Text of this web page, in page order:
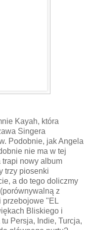
Kayah, która
Singera
Podobnie, jak Angela
nie ma w tej
nowy album
trzy piosenki
a do tego doliczmy
z
przebojowe "EL
Bliskiego i
Persja, Indie, Turcja,